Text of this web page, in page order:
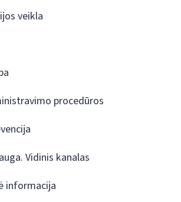
veikla
procedūros
Vidinis kanalas
informacija